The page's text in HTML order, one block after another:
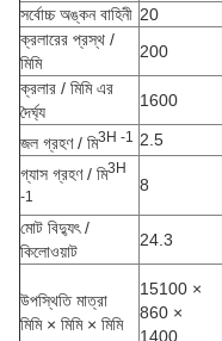
সর্বোচ্চ অঙ্কন বাহিনী 20
ক্রলারের প্রস্থ /
মিমি
200
ক্রলার / মিমি এর
দৈর্ঘ্য
1600
জল গ্রহণ / মি3H -1 2.5
গ্যাস গ্রহণ / মি3H
-1
8
মোট বিদ্যুৎ /
কিলোওয়াট
24.3
উপস্থিতি মাত্রা
মিমি × মিমি × মিমি
15100 ×
860 ×
1400